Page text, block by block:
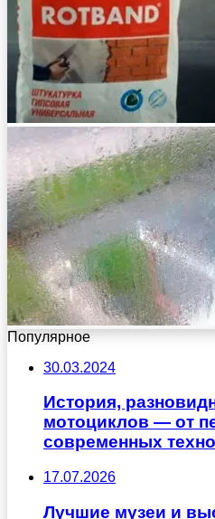
Популярное
30.03.2024
История,
мотоциклов — от
современных
17.07.2026
Лучшие музеи и